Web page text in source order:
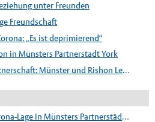
unter Freunden
Freundschaft
„Es ist deprimierend“
in Münsters Partnerstadt York
40 Jahre Partnerschaft: Münster und Rishon LeZion
So ist die Corona-Lage in Münsters Partnerstädten